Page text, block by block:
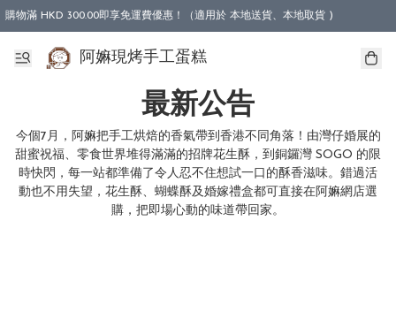
購物滿 HKD 300.00即享免運費優惠！（適用於 本地送貨、本地取貨 )
阿嫲現烤手工蛋糕
最新公告
今個7月，阿嫲把手工烘焙的香氣帶到香港不同角落！由灣仔婚展的
甜蜜祝福、零食世界堆得滿滿的招牌花生酥，到銅鑼灣 SOGO 的限
時快閃，每一站都準備了令人忍不住想試一口的酥香滋味。錯過活
動也不用失望，花生酥、蝴蝶酥及婚嫁禮盒都可直接在阿嫲網店選
購，把即場心動的味道帶回家。